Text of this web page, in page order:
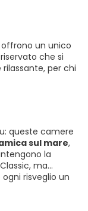
un unico
che si
rilassante, per chi
queste camere
sul mare,
la
ma
risveglio un